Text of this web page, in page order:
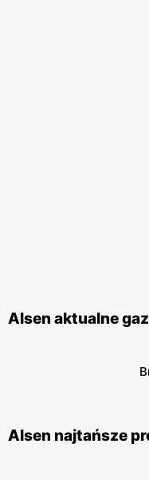
Alsen aktualne
Alsen najtańsze